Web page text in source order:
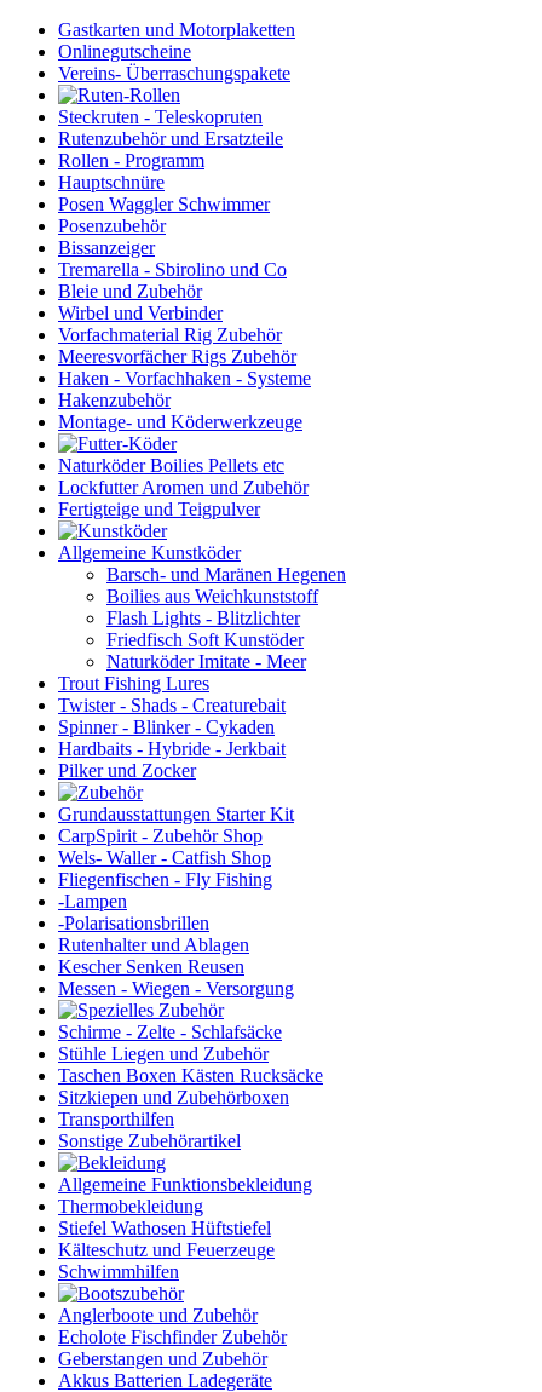
Gastkarten und Motorplaketten
Onlinegutscheine
Vereins- Überraschungspakete
Steckruten - Teleskopruten
Rutenzubehör und Ersatzteile
Rollen - Programm
Hauptschnüre
Posen Waggler Schwimmer
Posenzubehör
Bissanzeiger
Tremarella - Sbirolino und Co
Bleie und Zubehör
Wirbel und Verbinder
Vorfachmaterial Rig Zubehör
Meeresvorfächer Rigs Zubehör
Haken - Vorfachhaken - Systeme
Hakenzubehör
Montage- und Köderwerkzeuge
Naturköder Boilies Pellets etc
Lockfutter Aromen und Zubehör
Fertigteige und Teigpulver
Allgemeine Kunstköder
Barsch- und Maränen Hegenen
Boilies aus Weichkunststoff
Flash Lights - Blitzlichter
Friedfisch Soft Kunstöder
Naturköder Imitate - Meer
Trout Fishing Lures
Twister - Shads - Creaturebait
Spinner - Blinker - Cykaden
Hardbaits - Hybride - Jerkbait
Pilker und Zocker
Grundausstattungen Starter Kit
CarpSpirit - Zubehör Shop
Wels- Waller - Catfish Shop
Fliegenfischen - Fly Fishing
-Lampen
-Polarisationsbrillen
Rutenhalter und Ablagen
Kescher Senken Reusen
Messen - Wiegen - Versorgung
Schirme - Zelte - Schlafsäcke
Stühle Liegen und Zubehör
Taschen Boxen Kästen Rucksäcke
Sitzkiepen und Zubehörboxen
Transporthilfen
Sonstige Zubehörartikel
Allgemeine Funktionsbekleidung
Thermobekleidung
Stiefel Wathosen Hüftstiefel
Kälteschutz und Feuerzeuge
Schwimmhilfen
Anglerboote und Zubehör
Echolote Fischfinder Zubehör
Geberstangen und Zubehör
Akkus Batterien Ladegeräte